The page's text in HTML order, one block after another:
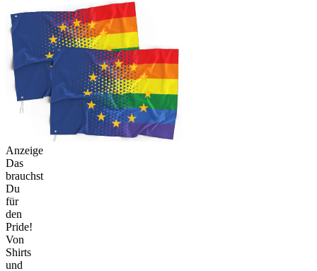
Anzeige
Das
brauchst
Du
für
den
Pride!
Von
Shirts
und